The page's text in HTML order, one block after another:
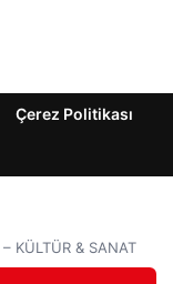
Çerez Politikası
KÜLTÜR & SANAT